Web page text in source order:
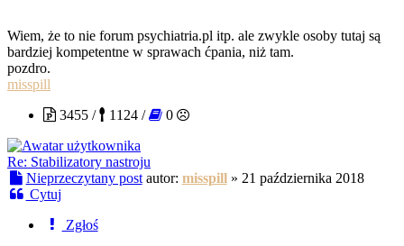
Wiem, że to nie forum psychiatria.pl itp. ale zwykle osoby tutaj są
bardziej kompetentne w sprawach ćpania, niż tam.
pozdro.
misspill
3455 /
1124 / 0
Re: Stabilizatory nastroju
Nieprzeczytany post autor: misspill» 21 października 2018
Cytuj
Zgłoś